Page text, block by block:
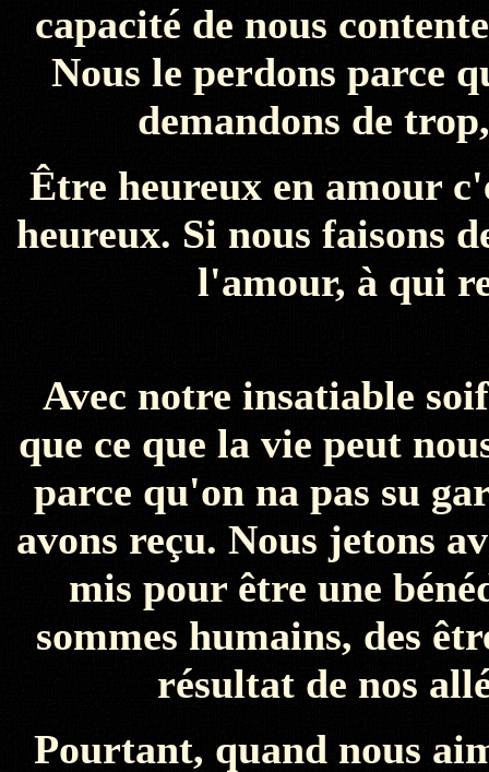
capacité de nous
Nous le perdons parce
demandons de
Être heureux en amour
heureux. Si nous faisons
l'amour, à qui
Avec notre insatiable
que ce que la vie peut
parce qu'on na pas su
avons reçu. Nous jetons
mis pour être une
sommes humains, des
résultat de nos
Pourtant, quand nous